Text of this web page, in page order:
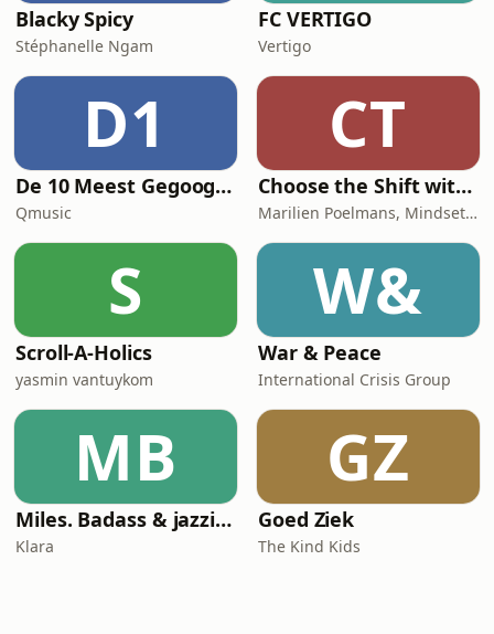
Blacky Spicy
Stéphanelle Ngam
FC VERTIGO
Vertigo
D1
De 10 Meest Gegoogelde Vragen Over…
Qmusic
CT
Choose the Shift with Marilien Poelmans
Marilien Poelmans, Mindset Mentor, Founder of the Mindset Shift Academy
S
Scroll-A-Holics
yasmin vantuykom
W&
War & Peace
International Crisis Group
MB
Miles. Badass & jazzicoon
Klara
GZ
Goed Ziek
The Kind Kids